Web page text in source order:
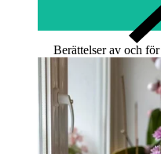
Berättelser av och